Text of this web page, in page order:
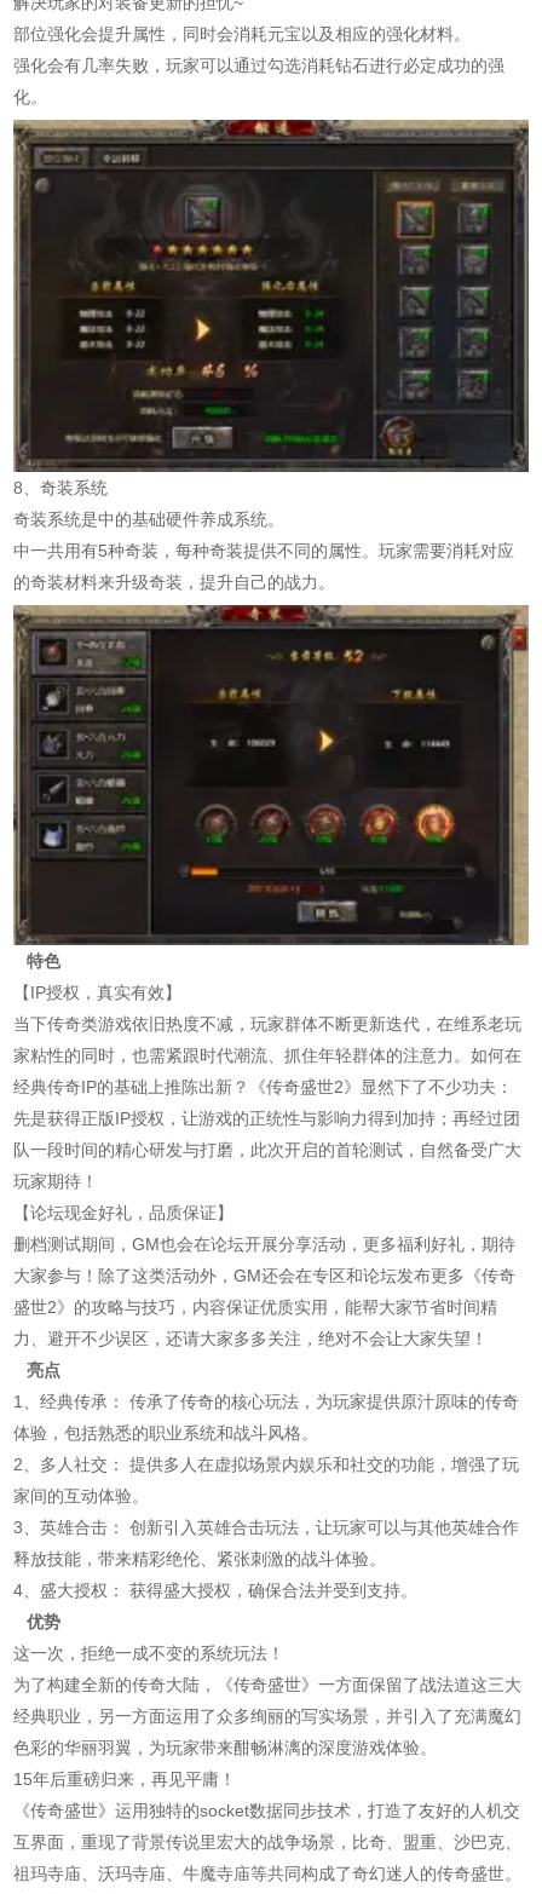
部位强化会提升属性，同时会消耗元宝以及相应的强化材料。
强化会有几率失败，玩家可以通过勾选消耗钻石进行必定成功的强
化。
8、奇装系统
奇装系统是中的基础硬件养成系统。
中一共用有5种奇装，每种奇装提供不同的属性。玩家需要消耗对应
的奇装材料来升级奇装，提升自己的战力。
特色
【IP授权，真实有效】
当下传奇类游戏依旧热度不减，玩家群体不断更新迭代，在维系老玩
家粘性的同时，也需紧跟时代潮流、抓住年轻群体的注意力。如何在
经典传奇IP的基础上推陈出新？《传奇盛世2》显然下了不少功夫：
先是获得正版IP授权，让游戏的正统性与影响力得到加持；再经过团
队一段时间的精心研发与打磨，此次开启的首轮测试，自然备受广大
玩家期待！
【论坛现金好礼，品质保证】
删档测试期间，GM也会在论坛开展分享活动，更多福利好礼，期待
大家参与！除了这类活动外，GM还会在专区和论坛发布更多《传奇
盛世2》的攻略与技巧，内容保证优质实用，能帮大家节省时间精
力、避开不少误区，还请大家多多关注，绝对不会让大家失望！
亮点
1、经典传承： 传承了传奇的核心玩法，为玩家提供原汁原味的传奇
体验，包括熟悉的职业系统和战斗风格。
2、多人社交： 提供多人在虚拟场景内娱乐和社交的功能，增强了玩
家间的互动体验。
3、英雄合击： 创新引入英雄合击玩法，让玩家可以与其他英雄合作
释放技能，带来精彩绝伦、紧张刺激的战斗体验。
4、盛大授权： 获得盛大授权，确保合法并受到支持。
优势
这一次，拒绝一成不变的系统玩法！
为了构建全新的传奇大陆，《传奇盛世》一方面保留了战法道这三大
经典职业，另一方面运用了众多绚丽的写实场景，并引入了充满魔幻
色彩的华丽羽翼，为玩家带来酣畅淋漓的深度游戏体验。
15年后重磅归来，再见平庸！
《传奇盛世》运用独特的socket数据同步技术，打造了友好的人机交
互界面，重现了背景传说里宏大的战争场景，比奇、盟重、沙巴克、
祖玛寺庙、沃玛寺庙、牛魔寺庙等共同构成了奇幻迷人的传奇盛世。